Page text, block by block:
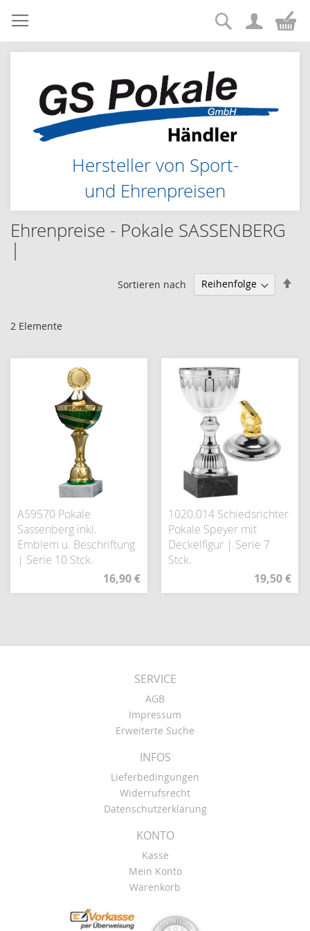
Zum
Inhalt
springen
Hersteller von Sport-
und Ehrenpreisen
Suche
Ehrenpreise - Pokale SASSENBERG
|
2 Elemente
Sortieren nach
A59570 Pokale
Sassenberg inkl.
Emblem u. Beschriftung
| Serie 10 Stck.
16,90 €
1020.014 Schiedsrichter
Pokale Speyer mit
Deckelfigur | Serie 7
Stck.
19,50 €
SERVICE
AGB
Impressum
Erweiterte Suche
INFOS
Lieferbedingungen
Widerrufsrecht
Datenschutzerklärung
KONTO
Kasse
Mein Konto
Warenkorb